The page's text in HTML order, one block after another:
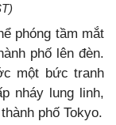
phóng tầm mắt
phố lên đèn.
một bức tranh
nháy lung linh,
phố Tokyo.